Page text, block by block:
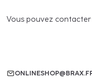
Vous pouvez